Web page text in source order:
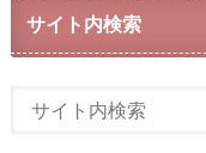
サイト内検索